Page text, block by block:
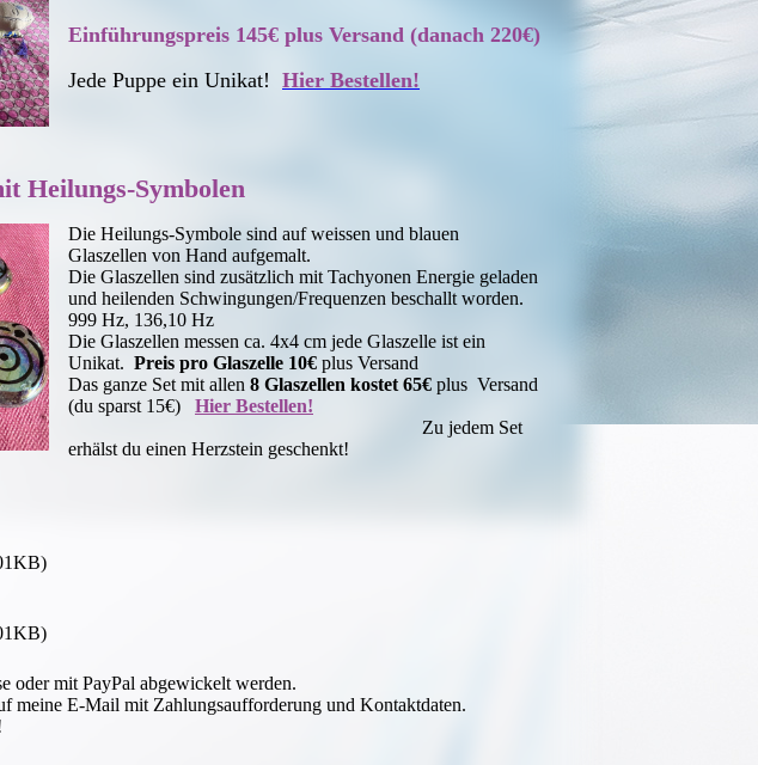
Einführungspreis 145€ plus Versand (danach 220€)
Jede Puppe ein Unikat!Hier Bestellen!
Heilungs-Symbolen
Die Heilungs-Symbole sind auf weissen und blauen
Glaszellen von Hand aufgemalt.
Die Glaszellen sind zusätzlich mit Tachyonen Energie geladen
und heilenden Schwingungen/Frequenzen beschallt worden.
999 Hz, 136,10 Hz
Die Glaszellen messen ca. 4x4 cm jede Glaszelle ist ein
Unikat.Preis pro Glaszelle 10€plus Versand
Das ganze Set mit allen8 Glaszellen kostet 65€ plus Versand
(du sparst 15€)Hier Bestellen!
Zu jedem Set
erhälst du einen Herzstein geschenkt!
oder mit PayPal abgewickelt werden.
meine E-Mail mit Zahlungsaufforderung und Kontaktdaten.